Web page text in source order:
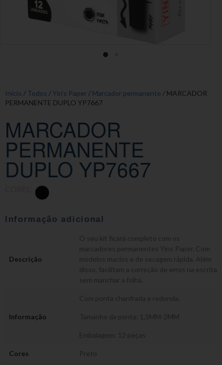
Início / Todos /Yin's Paper / Marcador permanente / MARCADOR
PERMANENTE DUPLO YP7667
MARCADOR
PERMANENTE
DUPLO YP7667
Informação adicional
Descrição
O seu kit ficará completo com os
marcadores permanentes Yins Paper. Com
modelos macios e de secagem rápida. Além
disso, facilitam a correção de erros na escrita
sem manchar a folha.
Informação
Com ponta chanfrada e redonda.
Tamanho da ponta: 1,5MM-2MM
Embalagem: 12 peças
Cores Preto